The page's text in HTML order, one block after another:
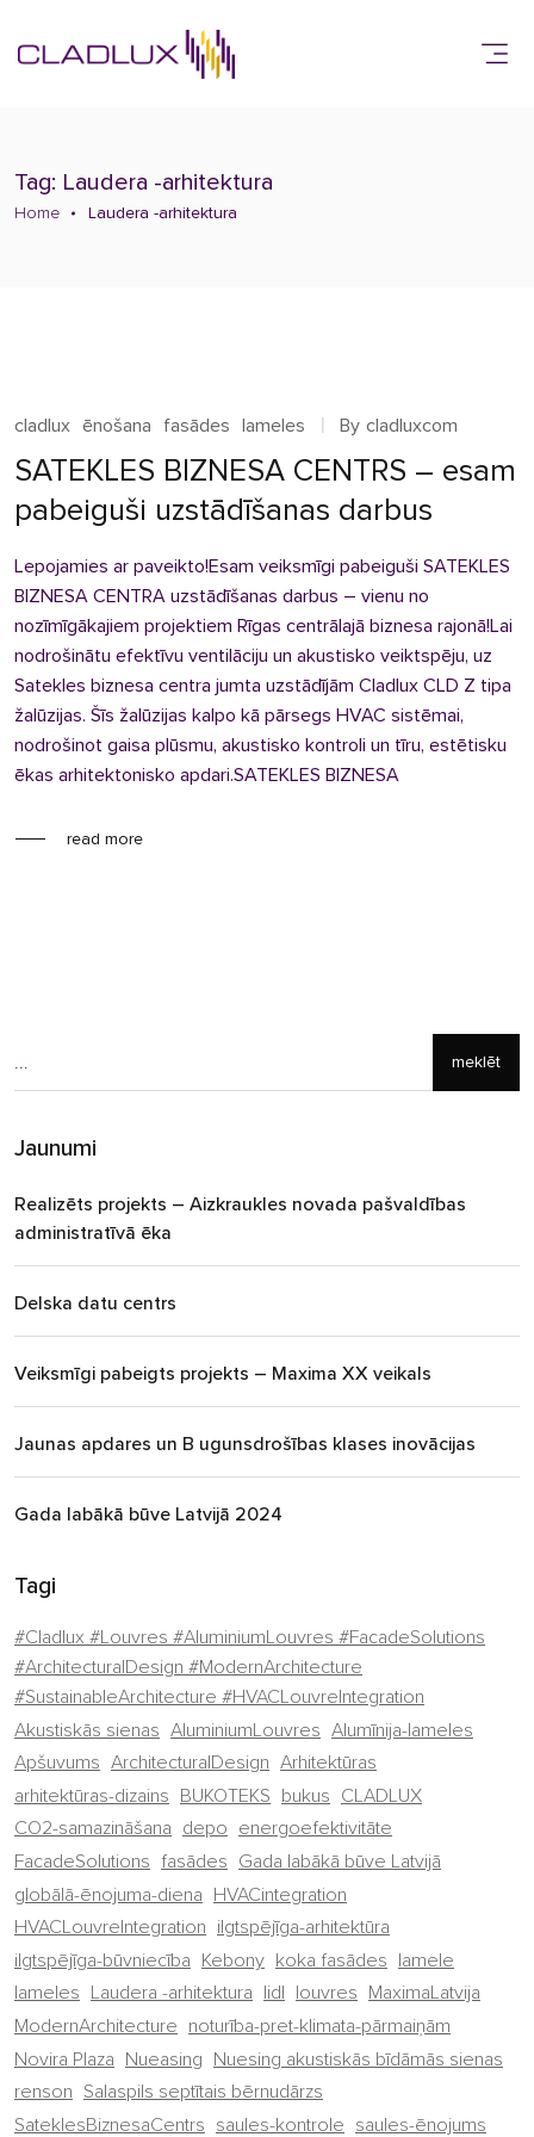
Tag: Laudera -arhitektura
Home Laudera -arhitektura
cladlux ēnošana fasādes lameles By cladluxcom
SATEKLES BIZNESA CENTRS – esam
pabeiguši uzstādīšanas darbus
Lepojamies ar paveikto!Esam veiksmīgi pabeiguši SATEKLES
BIZNESA CENTRA uzstādīšanas darbus – vienu no
nozīmīgākajiem projektiem Rīgas centrālajā biznesa rajonā!Lai
nodrošinātu efektīvu ventilāciju un akustisko veiktspēju, uz
Satekles biznesa centra jumta uzstādījām Cladlux CLD Z tipa
žalūzijas. Šīs žalūzijas kalpo kā pārsegs HVAC sistēmai,
nodrošinot gaisa plūsmu, akustisko kontroli un tīru, estētisku
ēkas arhitektonisko apdari.SATEKLES BIZNESA
read more
meklēt
Jaunumi
Realizēts projekts – Aizkraukles novada pašvaldības
administratīvā ēka
Delska datu centrs
Veiksmīgi pabeigts projekts – Maxima XX veikals
Jaunas apdares un B ugunsdrošības klases inovācijas
Gada labākā būve Latvijā 2024
Tagi
#Cladlux #Louvres #AluminiumLouvres #FacadeSolutions
#ArchitecturalDesign #ModernArchitecture
#SustainableArchitecture #HVACLouvreIntegration
Akustiskās sienas AluminiumLouvres Alumīnija-lameles
Apšuvums ArchitecturalDesign Arhitektūras
arhitektūras-dizains BUKOTEKS bukus CLADLUX
CO2-samazināšana depo energoefektivitāte
FacadeSolutions fasādes Gada labākā būve Latvijā
globālā-ēnojuma-diena HVACintegration
HVACLouvreIntegration ilgtspējīga-arhitektūra
ilgtspējīga-būvniecība Kebony koka fasādes lamele
lameles Laudera -arhitektura lidl louvres MaximaLatvija
ModernArchitecture noturība-pret-klimata-pārmaiņām
Novira Plaza Nueasing Nuesing akustiskās bīdāmās sienas
renson Salaspils septītais bērnudārzs
SateklesBiznesaCentrs saules-kontrole saules-ēnojums